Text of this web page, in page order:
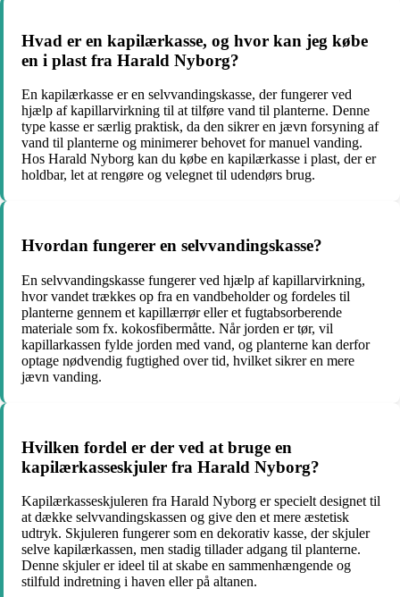
Hvad er en kapilærkasse, og hvor kan jeg købe
en i plast fra Harald Nyborg?
En kapilærkasse er en selvvandingskasse, der fungerer ved
hjælp af kapillarvirkning til at tilføre vand til planterne. Denne
type kasse er særlig praktisk, da den sikrer en jævn forsyning af
vand til planterne og minimerer behovet for manuel vanding.
Hos Harald Nyborg kan du købe en kapilærkasse i plast, der er
holdbar, let at rengøre og velegnet til udendørs brug.
Hvordan fungerer en selvvandingskasse?
En selvvandingskasse fungerer ved hjælp af kapillarvirkning,
hvor vandet trækkes op fra en vandbeholder og fordeles til
planterne gennem et kapillærrør eller et fugtabsorberende
materiale som fx. kokosfibermåtte. Når jorden er tør, vil
kapillarkassen fylde jorden med vand, og planterne kan derfor
optage nødvendig fugtighed over tid, hvilket sikrer en mere
jævn vanding.
Hvilken fordel er der ved at bruge en
kapilærkasseskjuler fra Harald Nyborg?
Kapilærkasseskjuleren fra Harald Nyborg er specielt designet til
at dække selvvandingskassen og give den et mere æstetisk
udtryk. Skjuleren fungerer som en dekorativ kasse, der skjuler
selve kapilærkassen, men stadig tillader adgang til planterne.
Denne skjuler er ideel til at skabe en sammenhængende og
stilfuld indretning i haven eller på altanen.